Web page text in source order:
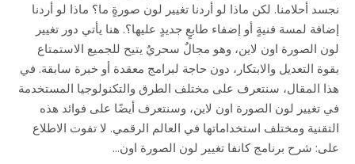
نجسد أحلامنا. لكن ماذا لو أردنا تغيير لون صورةٍ ما؟ ماذا لو أردنا
إضافة لمسة فنيةٍ أو إضفاء طابعٍ جديدٍ عليها؟. هنا يأتي دور تغيير
لون الصورة اون لاين، وهو مجالٌ سحريٌ يتيح للجميع الاستمتاع
بقوة التعديل والابتكار، دون حاجة لبرامج معقدة أو خبرة سابقة. في
هذا المقال، سنتعرف على مختلف الطرق والتكنولوجيا المستخدمة
في تغيير لون الصورة اون لاين، وسنتعرف أيضًا على فوائد هذه
التقنية ومختلف استخداماتها في العالم الرقمي. لا تفوت الاطلاع
على: شرح برنامج كانفا تغيير لون الصورة اون…